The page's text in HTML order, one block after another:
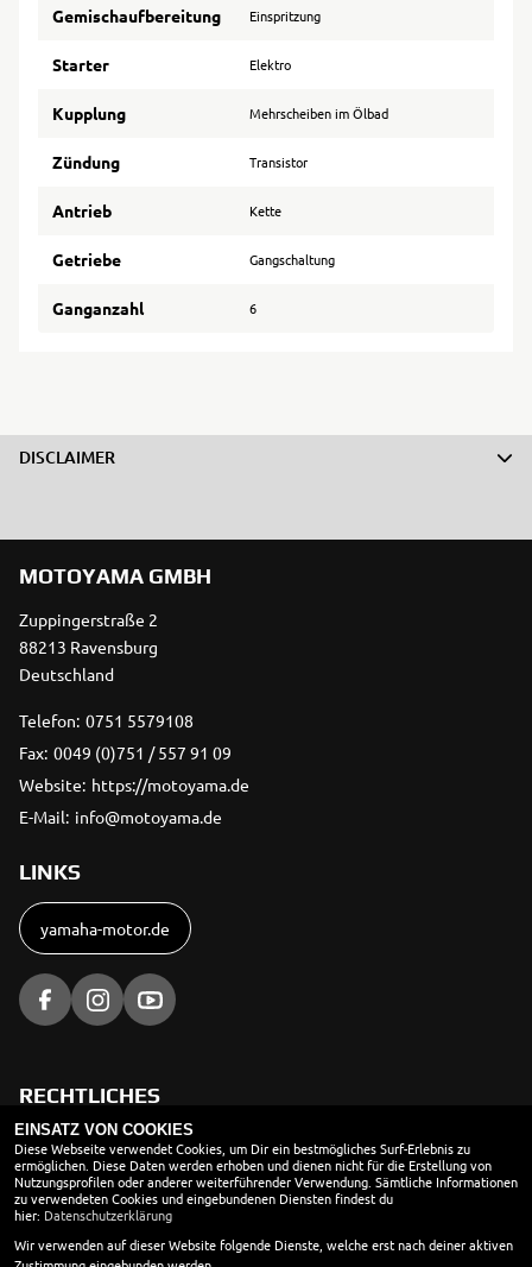
Gemischaufbereitung Einspritzung
Starter Elektro
Kupplung Mehrscheiben im Ölbad
Zündung Transistor
Antrieb Kette
Getriebe Gangschaltung
Ganganzahl 6
DISCLAIMER
MOTOYAMA GMBH
Zuppingerstraße 2
88213 Ravensburg
Deutschland
Telefon: 0751 5579108
Fax: 0049 (0)751 / 557 91 09
Website: https://motoyama.de
E-Mail: info@motoyama.de
LINKS
yamaha-motor.de
RECHTLICHES
AGB
Impressum
Datenschutz
Disclaimer
EINSATZ VON COOKIES
Diese Webseite verwendet Cookies, um Dir ein bestmögliches Surf-Erlebnis zu
ermöglichen. Diese Daten werden erhoben und dienen nicht für die Erstellung von
Nutzungsprofilen oder anderer weiterführender Verwendung. Sämtliche Informationen
zu verwendeten Cookies und eingebundenen Diensten findest du
hier: Datenschutzerklärung
Wir verwenden auf dieser Website folgende Dienste, welche erst nach deiner aktiven